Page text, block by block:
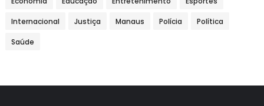
Internacional Justiça Manaus Polícia Política
Saúde